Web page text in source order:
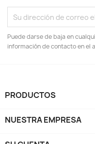
Puede darse de baja en
información de contacto en el
PRODUCTOS
NUESTRA EMPRESA